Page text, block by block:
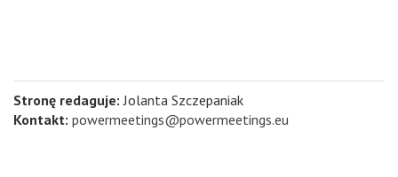
Stronę redaguje: Jolanta Szczepaniak
Kontakt: powermeetings@powermeetings.eu